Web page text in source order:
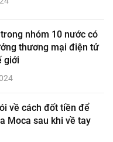
nhóm 10 nước có
thương mại điện tử
giới
về cách đốt tiền để
Moca sau khi về tay